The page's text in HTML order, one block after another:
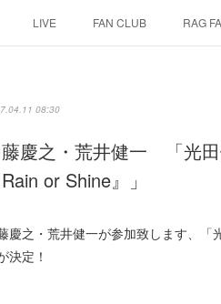
LIVE FAN CLUB RAG
08:30
慶之・荒井健一 「光
Rain or Shine』」
慶之・荒井健一が参加致します、
決定！